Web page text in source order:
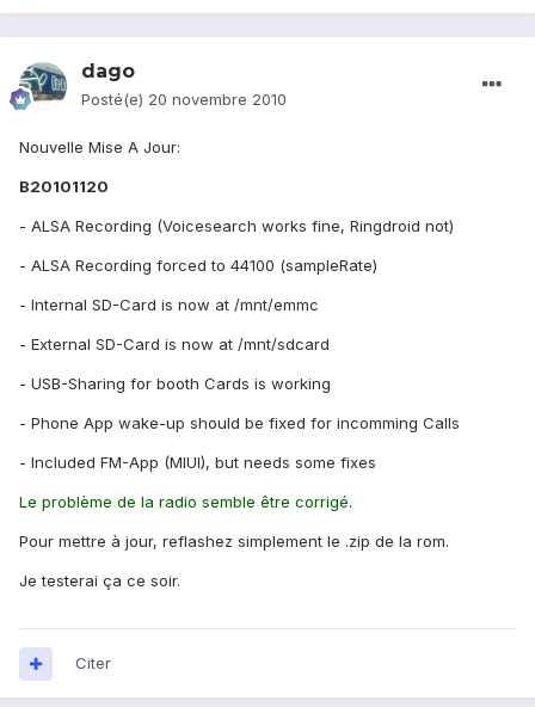
dago
Posté(e) 20 novembre 2010
Nouvelle Mise A Jour:
B20101120
- ALSA Recording (Voicesearch works fine, Ringdroid not)
- ALSA Recording forced to 44100 (sampleRate)
- Internal SD-Card is now at /mnt/emmc
- External SD-Card is now at /mnt/sdcard
- USB-Sharing for booth Cards is working
- Phone App wake-up should be fixed for incomming Calls
- Included FM-App (MIUI), but needs some fixes
Le problème de la radio semble être corrigé.
Pour mettre à jour, reflashez simplement le .zip de la rom.
Je testerai ça ce soir.
Citer